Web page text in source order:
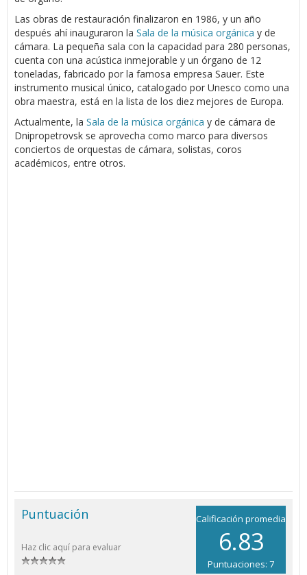
Las obras de restauración finalizaron en 1986, y un año
después ahí inauguraron la Sala de la música orgánica y de
cámara. La pequeña sala con la capacidad para 280 personas,
cuenta con una acústica inmejorable y un órgano de 12
toneladas, fabricado por la famosa empresa Sauer. Este
instrumento musical único, catalogado por Unesco como una
obra maestra, está en la lista de los diez mejores de Europa.
Actualmente, la Sala de la música orgánica y de cámara de
Dnipropetrovsk se aprovecha como marco para diversos
conciertos de orquestas de cámara, solistas, coros
académicos, entre otros.
Calificación promedia
6.83
Puntuaciones: 7
Puntuación
Haz clic aquí para evaluar